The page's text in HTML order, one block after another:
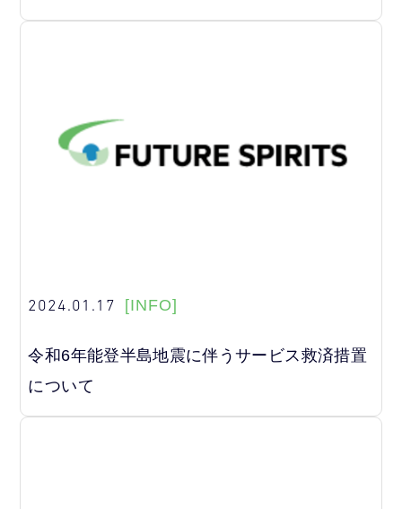
2024.01.17 [INFO]
令和6年能登半島地震に伴うサービス救済措置
について